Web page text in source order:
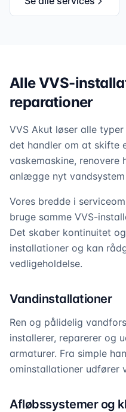
Alle VVS-
reparationer
VVS Akut løser alle
det handler om at skifte
vaskemaskine,
anlægge nyt
Vores bredde i
bruge samme VVS-
Det skaber kontinuitet
installationer og kan
vedligeholdelse.
Vandinstallationer
Ren og pålidelig
installerer, reparerer og
armaturer. Fra simple
ominstallationer udfører
Afløbssystemer og